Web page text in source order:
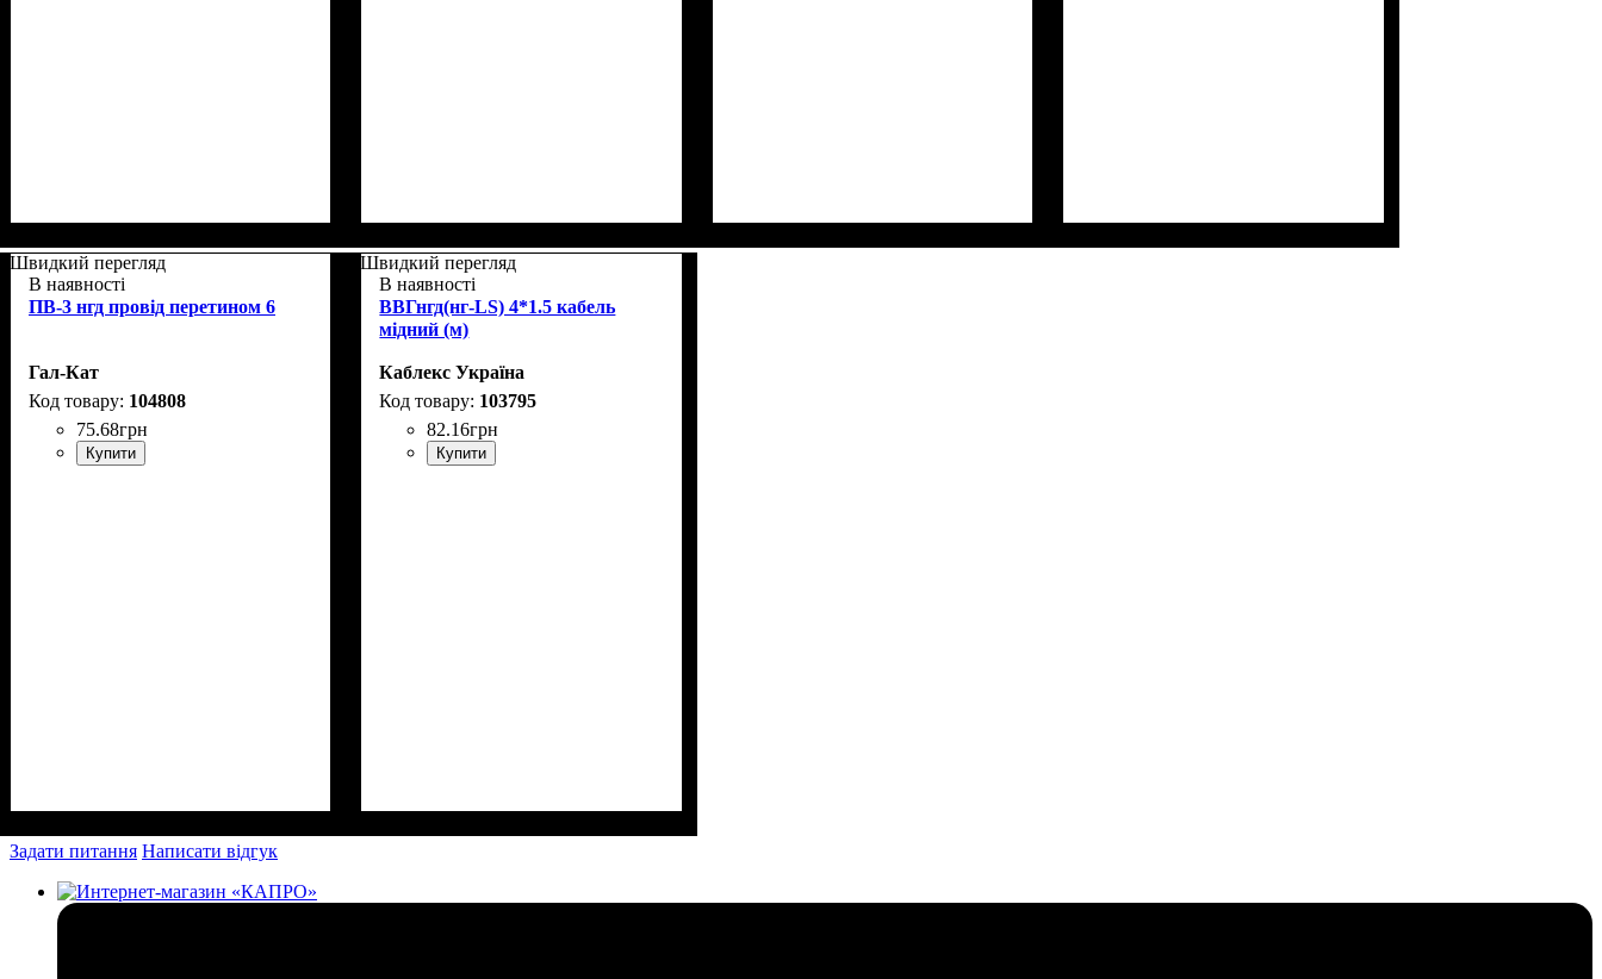
Швидкий перегляд
В наявності
ПВ-3 нгд провід перетином 6
Гал-Кат
104808
75.68грн
Купити
Швидкий перегляд
В наявності
ВВГнгд(нг-LS) 4*1.5 кабель
мідний (м)
Каблекс Україна
103795
82.16грн
Купити
Задати питання Написати відгук